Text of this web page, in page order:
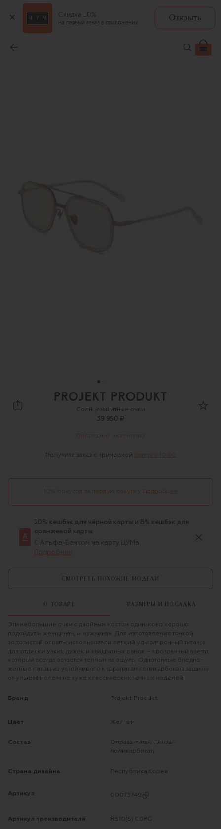
Скидка 10%
на первый заказ в приложении
Открыть
39 950 ₽
Projekt Produkt
Солнцезащитные очки
39 950 ₽
Последний экземпляр
Получите заказ с примеркой завтра c 10:00
10% бонусов за первую покупку Подробнее
20% кешбэк для чёрной карты и 8% кешбэк для
оранжевой карты
С Альфа-Банком на карту ЦУМа
Подробнее
СМОТРЕТЬ ПОХОЖИЕ МОДЕЛИ
О ТОВАРЕ РАЗМЕРЫ И ПОСАДКА
Эти небольшие очки с двойным мостом одинаково хорошо
подойдут и женщинам, и мужчинам. Для изготовления тонкой
золотистой оправы использовали легкий ультрапрочный титан, а
для отделки узких дужек и квадратных рамок – прозрачный ацетат,
который всегда остается теплым на ощупь. Однотонные бледно-
желтые линзы из устойчивого к царапинам поликарбоната защитят
от ультрафиолета не хуже классических темных моделей.
Бренд Projekt Produkt
Цвет Желтый
Состав
Оправа-титан; Линзы-
поликарбонат;
Страна дизайна Республика Корея
Артикул 00075749
Артикул производителя RS10(S) C0PG